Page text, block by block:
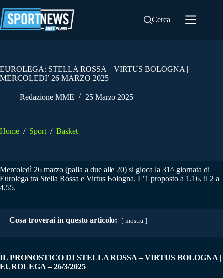
al
contenuto
Cerca
EUROLEGA: STELLA ROSSA – VIRTUS BOLOGNA |
MERCOLEDI’ 26 MARZO 2025
Redazione MME 25 Marzo 2025
Home / Sport / Basket
Mercoledì 26 marzo (palla a due alle 20) si gioca la 31^ giornata di
Eurolega tra Stella Rossa e Virtus Bologna. L’1 proposto a 1.16, il 2 a
4.55.
Cosa troverai in questo articolo: mostra
IL PRONOSTICO DI STELLA ROSSA – VIRTUS BOLOGNA |
EUROLEGA – 26/3/2025